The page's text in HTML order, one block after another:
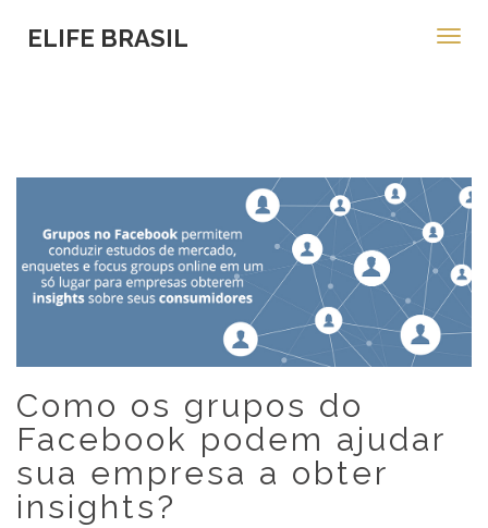
ELIFE BRASIL
Como os grupos do
Facebook podem ajudar
sua empresa a obter
insights?